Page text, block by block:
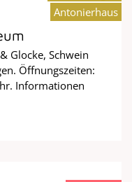
Glocke, Schwein
Öffnungszeiten:
Informationen
Antonierhaus